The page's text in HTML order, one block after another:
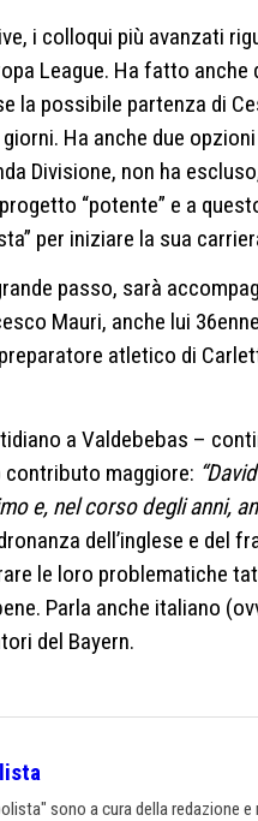
i colloqui più avanzati
League. Ha fatto
la possibile partenza di
Ha anche due
Divisione, non ha
“potente” e a
per iniziare la sua
passo, sarà
Mauri, anche lui
atletico di
a Valdebebas –
maggiore:
e, nel corso degli anni,
dell’inglese e del
le loro problematiche
Parla anche italiano
del Bayern.
sono a cura della redazione